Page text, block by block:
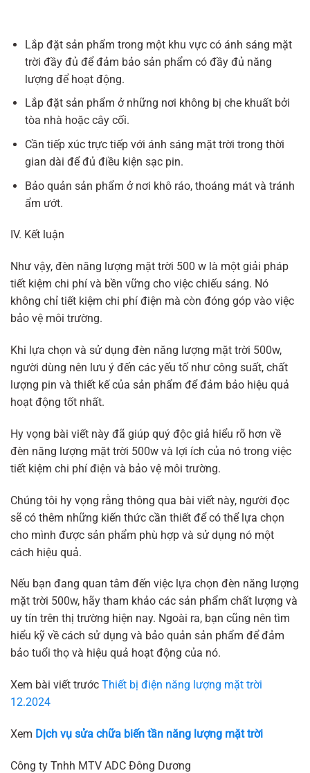
Lắp đặt sản phẩm trong một khu vực có ánh sáng mặt
trời đầy đủ để đảm bảo sản phẩm có đầy đủ năng
lượng để hoạt động.
Lắp đặt sản phẩm ở những nơi không bị che khuất bởi
tòa nhà hoặc cây cối.
Cần tiếp xúc trực tiếp với ánh sáng mặt trời trong thời
gian dài để đủ điều kiện sạc pin.
Bảo quản sản phẩm ở nơi khô ráo, thoáng mát và tránh
ẩm ướt.
IV. Kết luận
Như vậy, đèn năng lượng mặt trời 500 w là một giải pháp
tiết kiệm chi phí và bền vững cho việc chiếu sáng. Nó
không chỉ tiết kiệm chi phí điện mà còn đóng góp vào việc
bảo vệ môi trường.
Khi lựa chọn và sử dụng đèn năng lượng mặt trời 500w,
người dùng nên lưu ý đến các yếu tố như công suất, chất
lượng pin và thiết kế của sản phẩm để đảm bảo hiệu quả
hoạt động tốt nhất.
Hy vọng bài viết này đã giúp quý độc giả hiểu rõ hơn về
đèn năng lượng mặt trời 500w và lợi ích của nó trong việc
tiết kiệm chi phí điện và bảo vệ môi trường.
Chúng tôi hy vọng rằng thông qua bài viết này, người đọc
sẽ có thêm những kiến thức cần thiết để có thể lựa chọn
cho mình được sản phẩm phù hợp và sử dụng nó một
cách hiệu quả.
Nếu bạn đang quan tâm đến việc lựa chọn đèn năng lượng
mặt trời 500w, hãy tham khảo các sản phẩm chất lượng và
uy tín trên thị trường hiện nay. Ngoài ra, bạn cũng nên tìm
hiểu kỹ về cách sử dụng và bảo quản sản phẩm để đảm
bảo tuổi thọ và hiệu quả hoạt động của nó.
Xem bài viết trước Thiết bị điện năng lượng mặt trời
12.2024
Xem Dịch vụ sửa chữa biến tần năng lượng mặt trời
Công ty Tnhh MTV ADC Đông Dương